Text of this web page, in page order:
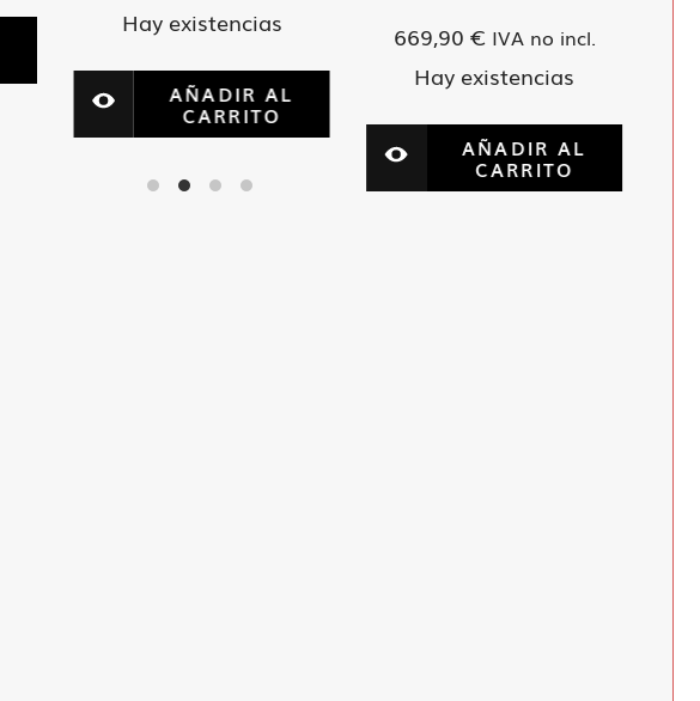
Hay existencias
AÑADIR AL
CARRITO
669,90 € IVA no incl.
Hay existencias
AÑADIR AL
CARRITO